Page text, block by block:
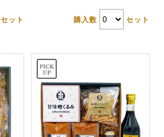
セット 購入数 セット